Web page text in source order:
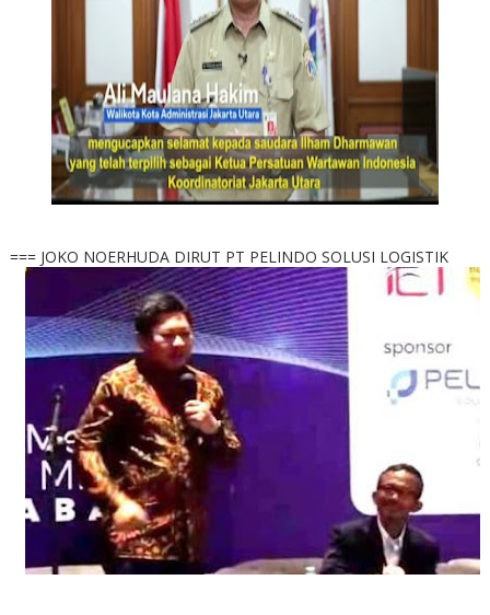
=== JOKO NOERHUDA DIRUT PT PELINDO SOLUSI LOGISTIK